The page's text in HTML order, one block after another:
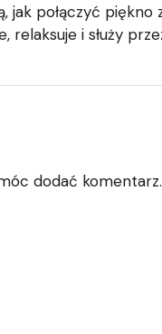
jak połączyć
relaksuje i służy
dodać komentarz.